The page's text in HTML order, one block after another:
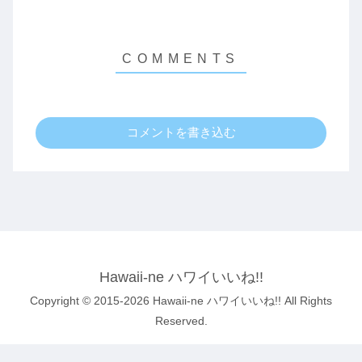
コメントを書き込む
Hawaii-ne ハワイいいね!!
Copyright © 2015-2026 Hawaii-ne ハワイいいね!! All Rights
Reserved.